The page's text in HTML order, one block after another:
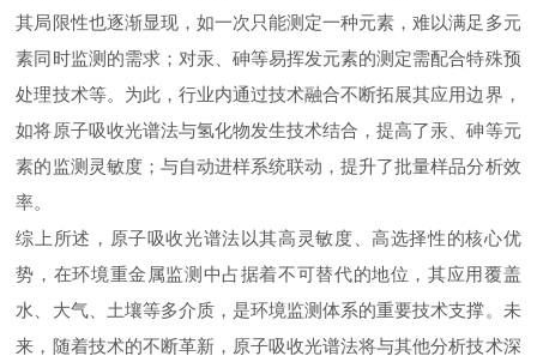
其局限性也逐渐显现，如一次只能测定一种元素，难以满足多元
素同时监测的需求；对汞、砷等易挥发元素的测定需配合特殊预
处理技术等。为此，行业内通过技术融合不断拓展其应用边界，
如将原子吸收光谱法与氢化物发生技术结合，提高了汞、砷等元
素的监测灵敏度；与自动进样系统联动，提升了批量样品分析效
率。
综上所述，原子吸收光谱法以其高灵敏度、高选择性的核心优
势，在环境重金属监测中占据着不可替代的地位，其应用覆盖
水、大气、土壤等多介质，是环境监测体系的重要技术支撑。未
来，随着技术的不断革新，原子吸收光谱法将与其他分析技术深